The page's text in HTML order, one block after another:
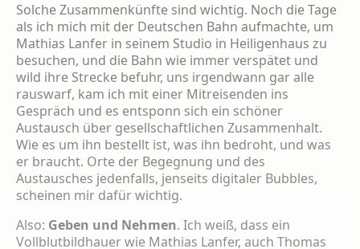
Solche Zusammenkünfte sind wichtig. Noch die Tage
als ich mich mit der Deutschen Bahn aufmachte, um
Mathias Lanfer in seinem Studio in Heiligenhaus zu
besuchen, und die Bahn wie immer verspätet und
wild ihre Strecke befuhr, uns irgendwann gar alle
rauswarf, kam ich mit einer Mitreisenden ins
Gespräch und es entsponn sich ein schöner
Austausch über gesellschaftlichen Zusammenhalt.
Wie es um ihn bestellt ist, was ihn bedroht, und was
er braucht. Orte der Begegnung und des
Austausches jedenfalls, jenseits digitaler Bubbles,
scheinen mir dafür wichtig.
Also: Geben und Nehmen. Ich weiß, dass ein
Vollblutbildhauer wie Mathias Lanfer, auch Thomas